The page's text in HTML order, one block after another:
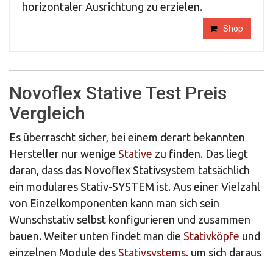
horizontaler Ausrichtung zu erzielen.
Shop
Novoflex Stative Test Preis
Vergleich
Es überrascht sicher, bei einem derart bekannten
Hersteller nur wenige Stative zu finden. Das liegt
daran, dass das Novoflex Stativsystem tatsächlich
ein modulares Stativ-SYSTEM ist. Aus einer Vielzahl
von Einzelkomponenten kann man sich sein
Wunschstativ selbst konfigurieren und zusammen
bauen. Weiter unten findet man die Stativköpfe und
einzelnen Module des Stativsystems, um sich daraus